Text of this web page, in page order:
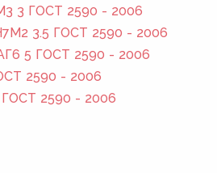
3 ГОСТ 2590 - 2006
3.5 ГОСТ 2590 - 2006
5 ГОСТ 2590 - 2006
2590 - 2006
2590 - 2006